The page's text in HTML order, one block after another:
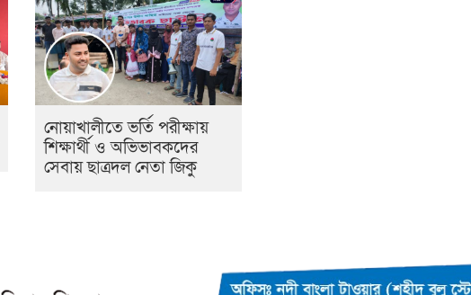
নোয়াখালীতে ভর্তি পরীক্ষায়
শিক্ষার্থী ও অভিভাবকদের
সেবায় ছাত্রদল নেতা জিকু